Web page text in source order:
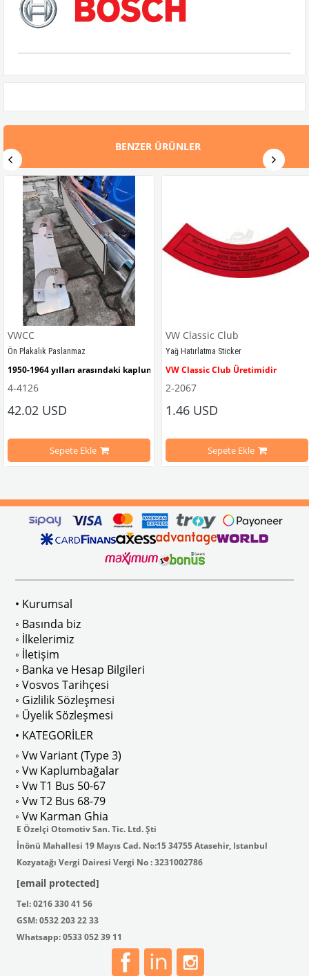
BENZER ÜRÜNLER
sürüş esnasında doğrudan gelen güneş ışığını keserek görüş
isteyenler için tercih edilir.
Ghia Modelleri İle Uyumludur
: AC711500 / 80500
VWCC
Ön Plakalık Paslanmaz
1950-1964 yılları arasındaki kaplumbağa modelleri ile uyumludur.
VWC Parça No: 4-4126
4-4126
42.02 USD
Sepete Ekle
VW Classic Club
Yağ Hatırlatma Sticker
VW Classic Club Üretimidir
1960-1967 Yılları Arasındaki T1
1968-1979 Yılları Arasındaki T2
2-2067
1.46 USD
Sepete Ekle
• Kurumsal
◦ Basında biz
◦ İlkelerimiz
◦ İletişim
◦ Banka ve Hesap Bilgileri
◦ Vosvos Tarihçesi
◦ Gizlilik Sözleşmesi
◦ Üyelik Sözleşmesi
• KATEGORİLER
◦ Vw Variant (Type 3)
◦ Vw Kaplumbağalar
◦ Vw T1 Bus 50-67
◦ Vw T2 Bus 68-79
◦ Vw Karman Ghia
E Özelçi Otomotiv San. Tic. Ltd. Şti
İnönü Mahallesi 19 Mayıs Cad. No:15 34755 Atasehir, Istanbul
Kozyatağı Vergi Dairesi Vergi No : 3231002786
[email protected]
Tel: 0216 330 41 56
GSM: 0532 203 22 33
Whatsapp: 0533 052 39 11